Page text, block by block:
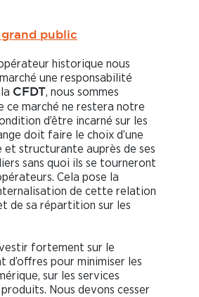
public
historique nous
une responsabilité
CFDT , nous sommes
ce marché ne restera notre
d’être incarné sur les
doit faire le choix d’une
et structurante auprès de ses
sans quoi ils se tourneront
Cela pose la
de cette relation
de sa répartition sur les
fortement sur le
d’offres pour minimiser les
sur les services
Nous devons cesser